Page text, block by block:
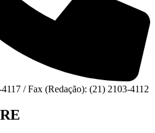
/ Fax (Redação): (21) 2103-4112